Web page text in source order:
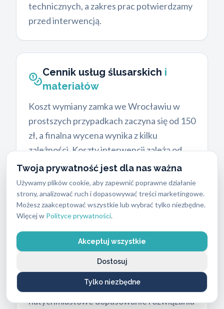
Twoja prywatność jest dla nas ważna
Używamy plików cookie, aby zapewnić poprawne działanie
strony, analizować ruch i dopasowywać treści marketingowe.
Możesz zaakceptować wszystkie lub wybrać tylko niezbędne.
Więcej w Polityce prywatności.
Akceptuj wszystkie
Tylko niezbędne
Dostosuj
technicznych, a zakres prac potwierdzamy
przed interwencją.
Cennik usług ślusarskich i
materiałów
Koszt wymiany zamka we Wrocławiu w
prostszych przypadkach zaczyna się od 150
zł, a finalna wycena wynika z kilku
zależności. Koszty interwencji zależą od
skomplikowania zamka oraz wybranego
typu zabezpieczenia. Podajemy dokładne
widełki cenowe. Sama robocizna za
standardową usługę wynosi od250 PLN do
400 PLN . Do tej kwoty należy doliczyć
koszt wybranego urządzenia.
Nasi pracownicy mają przy sobie
kilkadziesiąt różnych modeli w
samochodzie serwisowym. Pozwala to na
natychmiastowe dopasowanie rozwiązania